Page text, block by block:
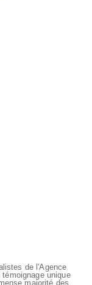
de l'Agence
unique